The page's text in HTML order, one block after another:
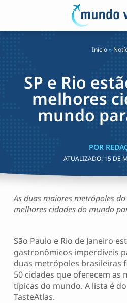
Início»
SP e Rio
melhores
mundo
POR
ATUALIZADO: 15 DE
As duas maiores metrópoles
melhores cidades do mundo
São Paulo e Rio de Janeiro
gastronômicos imperdíveis
duas metrópoles brasileiras
50 cidades que oferecem as
típicas do mundo. A lista é
TasteAtlas.